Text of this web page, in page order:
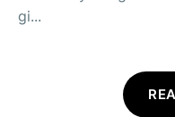
gi...